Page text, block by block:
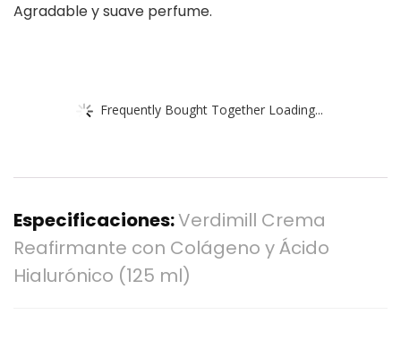
Agradable y suave perfume.
Frequently Bought Together Loading...
Especificaciones:Verdimill Crema
Reafirmante con Colágeno y Ácido
Hialurónico (125 ml)